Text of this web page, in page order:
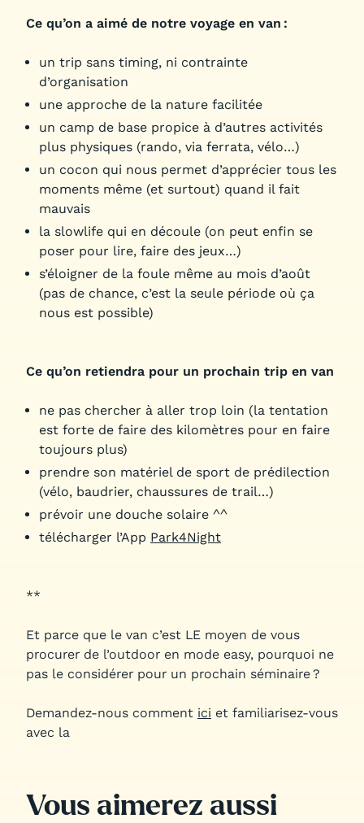
Ce qu’on a aimé de notre voyage en van :
un trip sans timing, ni contrainte
d’organisation
une approche de la nature facilitée
un camp de base propice à d’autres activités
plus physiques (rando, via ferrata, vélo…)
un cocon qui nous permet d’apprécier tous les
moments même (et surtout) quand il fait
mauvais
la slowlife qui en découle (on peut enfin se
poser pour lire, faire des jeux…)
s’éloigner de la foule même au mois d’août
(pas de chance, c’est la seule période où ça
nous est possible)
Ce qu’on retiendra pour un prochain trip en van
ne pas chercher à aller trop loin (la tentation
est forte de faire des kilomètres pour en faire
toujours plus)
prendre son matériel de sport de prédilection
(vélo, baudrier, chaussures de trail…)
prévoir une douche solaire ^^
télécharger l’App Park4Night
**
Et parce que le van c’est LE moyen de vous
procurer de l’outdoor en mode easy, pourquoi ne
pas le considérer pour un prochain séminaire ?
Demandez-nous comment ici et familiarisez-vous
avec la
Vous aimerez aussi